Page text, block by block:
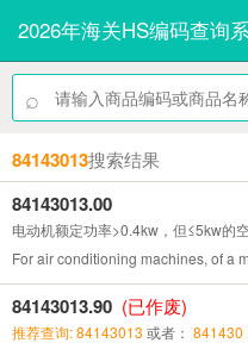
2026年海关HS编码查询
⌕
84143013搜索结果
84143013.00
电动机额定功率>0.4kw，但≤5kw的
For air conditioning machines, of a
84143013.90 (已作废)
推荐查询: 84143013 或者： 841430